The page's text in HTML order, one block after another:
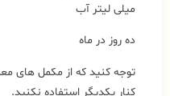
میلی لیتر آب
ده روز در ماه
توجه کنید که از مکمل های
کنار یکدیگر استفاده نکنید.